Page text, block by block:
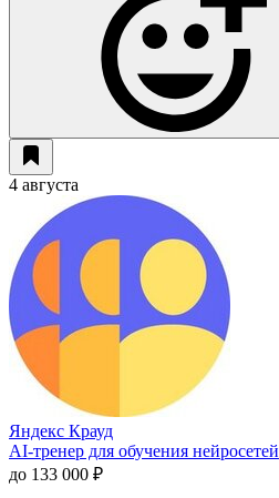
4 августа
Яндекс Крауд
AI-тренер для обучения нейросетей
до 133 000 ₽